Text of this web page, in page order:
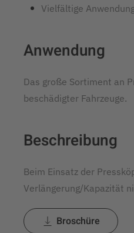
Vielfältige
Anwendung
Das große Sortiment an
beschädigter Fahrzeuge.
Beschreibung
Beim Einsatz der
Verlängerung/Kapazität
Broschüre